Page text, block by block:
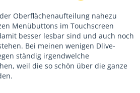
Oberflächenaufteilung nahezu
Menübuttons im Touchscreen
besser lesbar sind und auch noch
Bei meinen wenigen Dlive-
ständig irgendwelche
weil die so schön über die ganze